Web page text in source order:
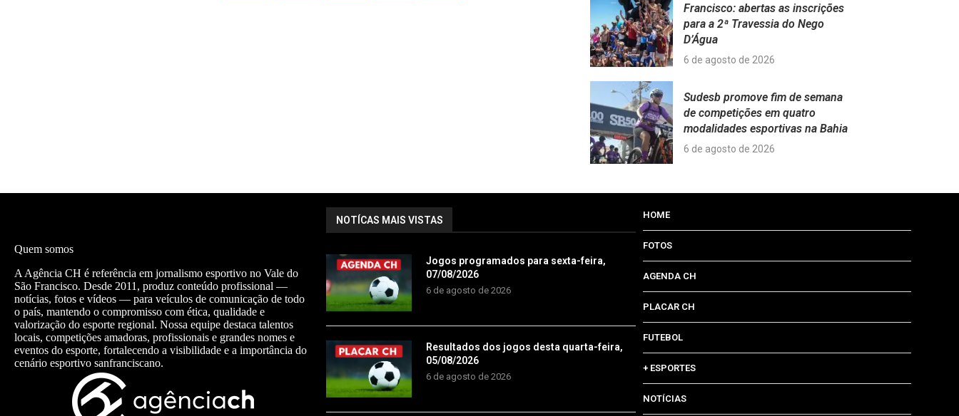
Francisco: abertas as inscrições
para a 2ª Travessia do Nego
D’Água
6 de agosto de 2026
Sudesb promove fim de semana
de competições em quatro
modalidades esportivas na Bahia
6 de agosto de 2026
Quem somos
A Agência CH é referência em jornalismo esportivo no Vale do
São Francisco. Desde 2011, produz conteúdo profissional —
notícias, fotos e vídeos — para veículos de comunicação de todo
o país, mantendo o compromisso com ética, qualidade e
valorização do esporte regional. Nossa equipe destaca talentos
locais, competições amadoras, profissionais e grandes nomes e
eventos do esporte, fortalecendo a visibilidade e a importância do
cenário esportivo sanfranciscano.
NOTÍCAS MAIS VISTAS
Jogos programados para sexta-feira,
07/08/2026
6 de agosto de 2026
Resultados dos jogos desta quarta-feira,
05/08/2026
6 de agosto de 2026
HOME
FOTOS
AGENDA CH
PLACAR CH
FUTEBOL
+ ESPORTES
NOTÍCIAS